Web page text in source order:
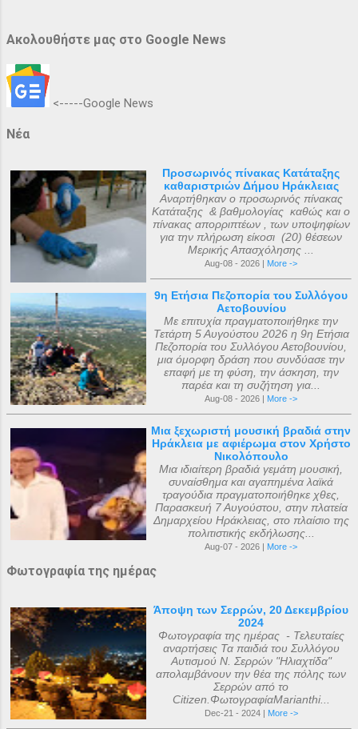
Ακολουθήστε μας στο Google News
<-----Google News
Νέα
Προσωρινός πίνακας Κατάταξης
καθαριστριών Δήμου Ηράκλειας
Αναρτήθηκαν ο προσωρινός πίνακας
Κατάταξης & βαθμολογίας καθώς και ο
πίνακας απορριπτέων , των υποψηφίων
για την πλήρωση είκοσι (20) θέσεων
Μερικής Απασχόλησης ...
Aug-08 - 2026 | More ->
9η Ετήσια Πεζοπορία του Συλλόγου
Αετοβουνίου
Με επιτυχία πραγματοποιήθηκε την
Τετάρτη 5 Αυγούστου 2026 η 9η Ετήσια
Πεζοπορία του Συλλόγου Αετοβουνίου,
μια όμορφη δράση που συνδύασε την
επαφή με τη φύση, την άσκηση, την
παρέα και τη συζήτηση για...
Aug-08 - 2026 | More ->
Μια ξεχωριστή μουσική βραδιά στην
Ηράκλεια με αφιέρωμα στον Χρήστο
Νικολόπουλο
Μια ιδιαίτερη βραδιά γεμάτη μουσική,
συναίσθημα και αγαπημένα λαϊκά
τραγούδια πραγματοποιήθηκε χθες,
Παρασκευή 7 Αυγούστου, στην πλατεία
Δημαρχείου Ηράκλειας, στο πλαίσιο της
πολιτιστικής εκδήλωσης...
Aug-07 - 2026 | More ->
Φωτογραφία της ημέρας
Άποψη των Σερρών, 20 Δεκεμβρίου
2024
Φωτογραφία της ημέρας - Τελευταίες
αναρτήσεις Τα παιδιά του Συλλόγου
Αυτισμού Ν. Σερρών "Ηλιαχτίδα"
απολαμβάνουν την θέα της πόλης των
Σερρών από το
Citizen.ΦωτογραφίαMarianthi...
Dec-21 - 2024 | More ->